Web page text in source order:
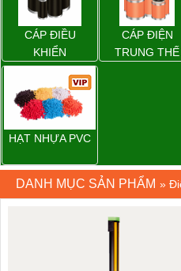
CÁP ĐIỀU
KHIỂN
CÁP ĐIỆN
TRUNG THẾ
HẠT NHỰA PVC
DANH MỤC SẢN PHẨM »